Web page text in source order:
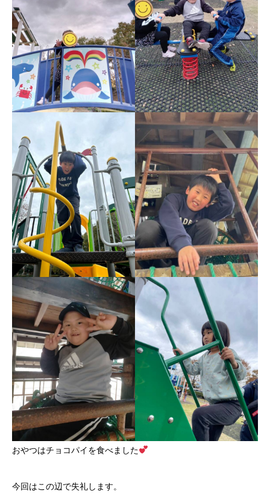
おやつはチョコパイを食べました
今回はこの辺で失礼します。